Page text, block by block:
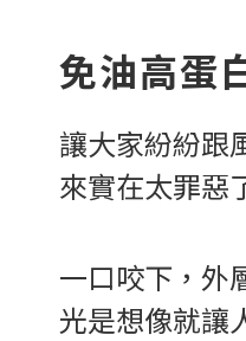
免油高蛋
讓大家紛紛跟
來實在太罪惡
一口咬下，外
光是想像就讓